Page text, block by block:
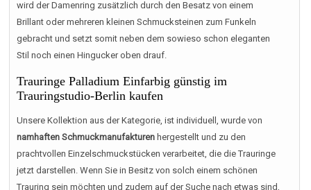
wird der Damenring zusätzlich durch den Besatz von einem
Brillant oder mehreren kleinen Schmucksteinen zum Funkeln
gebracht und setzt somit neben dem sowieso schon eleganten
Stil noch einen Hingucker oben drauf.
Trauringe Palladium Einfarbig günstig im
Trauringstudio-Berlin kaufen
Unsere Kollektion aus der Kategorie, ist individuell, wurde von
namhaften Schmuckmanufakturen hergestellt und zu den
prachtvollen Einzelschmuckstücken verarbeitet, die die Trauringe
jetzt darstellen. Wenn Sie in Besitz von solch einem schönen
Trauring sein möchten und zudem auf der Suche nach etwas sind,